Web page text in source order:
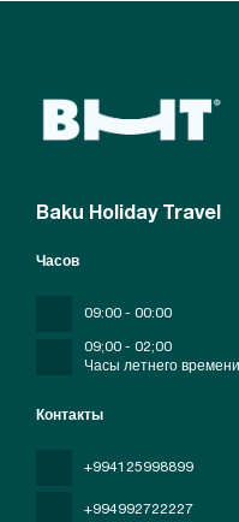
Baku Holiday Travel
Контакты
+994125998899
+994992722227
Часов
09:00 - 00:00
09;00 - 02;00
Часы летнего времени